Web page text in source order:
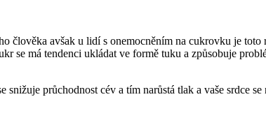
člověka avšak u lidí s onemocněním na cukrovku je
se má tendenci ukládat ve formě tuku a způsobuje
průchodnost cév a tím narůstá tlak a vaše srdce